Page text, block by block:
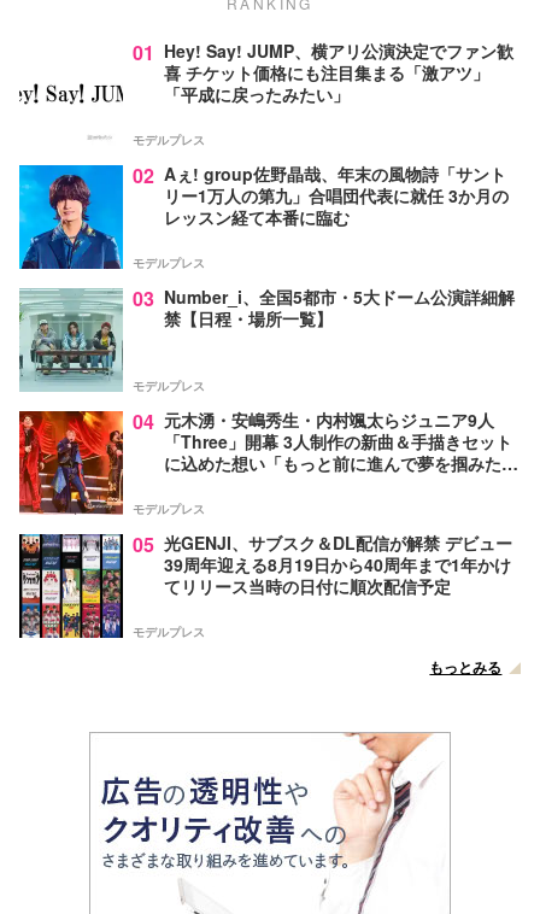
01 Hey! Say! JUMP、横アリ公演決定でファン歓
喜 チケット価格にも注目集まる「激アツ」
「平成に戻ったみたい」
モデルプレス
02 Aぇ! group佐野晶哉、年末の風物詩「サント
リー1万人の第九」合唱団代表に就任 3か月の
レッスン経て本番に臨む
モデルプレス
03 Number_i、全国5都市・5大ドーム公演詳細解
禁【日程・場所一覧】
モデルプレス
04 元木湧・安嶋秀生・内村颯太らジュニア9人
「Three」開幕 3人制作の新曲＆手描きセット
に込めた想い「もっと前に進んで夢を掴みた
モデルプレス
05 光GENJI、サブスク＆DL配信が解禁 デビュー
39周年迎える8月19日から40周年まで1年かけ
てリリース当時の日付に順次配信予定
モデルプレス
もっとみる